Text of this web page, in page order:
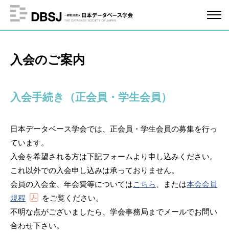
入会のご案内
入会手続き（正会員・学生会員）
日本データベース学会では、正会員・学生会員の募集を行っ
ています。
入会を希望される方は下記フォームより申し込みください。
これ以外での入会申し込みは承っておりません。
会員の入会金、年会費等についてはこちら 、または本会会員
規程
をご覧ください。
不明な点がございましたら、学会事務局までメールでお問い
合わせ下さい。